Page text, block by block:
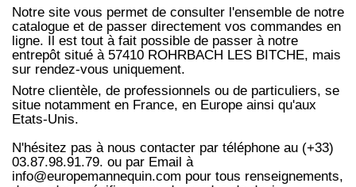
Notre site vous permet de consulter l'ensemble de notre
catalogue et de passer directement vos commandes en
ligne. Il est tout à fait possible de passer à notre
entrepôt situé à 57410 ROHRBACH LES BITCHE, mais
sur rendez-vous uniquement.
Notre clientèle, de professionnels ou de particuliers, se
situe notamment en France, en Europe ainsi qu'aux
Etats-Unis.
N'hésitez pas à nous contacter par téléphone au (+33)
03.87.98.91.79. ou par Email à
info@europemannequin.com pour tous renseignements,